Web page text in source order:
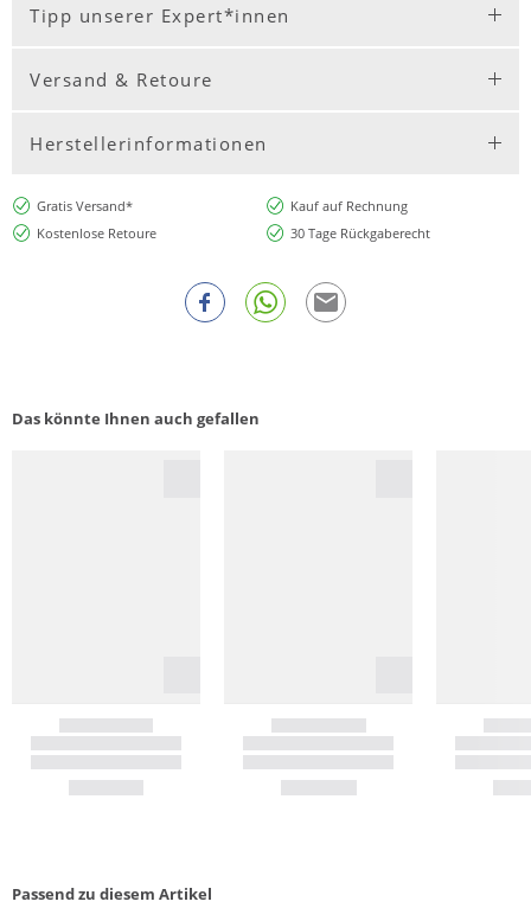
Tipp unserer Expert*innen
Versand & Retoure
Herstellerinformationen
Gratis Versand*
Kauf auf Rechnung
Kostenlose Retoure
30 Tage Rückgaberecht
Das könnte Ihnen auch gefallen
Passend zu diesem Artikel